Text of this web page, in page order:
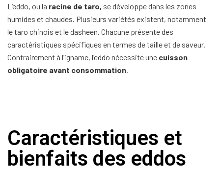
L’eddo, ou la racine de taro, se développe dans les zones
humides et chaudes. Plusieurs variétés existent, notamment
le taro chinois et le dasheen. Chacune présente des
caractéristiques spécifiques en termes de taille et de saveur.
Contrairement à l’igname, l’eddo nécessite une cuisson
obligatoire avant consommation
Caractéristiques et
bienfaits des eddos